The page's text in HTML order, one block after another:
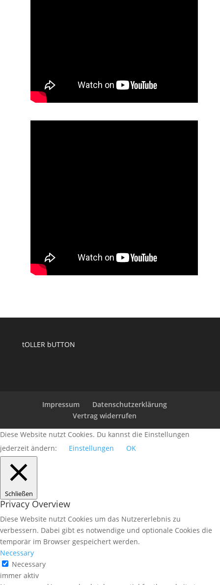
tOLLER bUTTON
Impressum
Datenschutzerklärung
Vertrag widerrufen
Diese Website nutzt Cookies. Du kannst die Einstellungen
jederzeit ändern:
Einstellungen OK
Schließen
Privacy Overview
Diese Website nutzt Cookies um das Nutzererlebnis zu
verbessern. Dabei gibt es notwendige und optionale Cookies die
temporär im Browser gespeichert werden.
Necessary
Necessary
immer aktiv